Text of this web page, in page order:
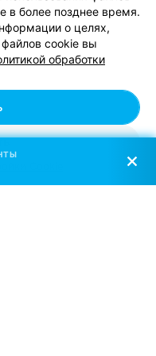
от 60 руб.
от 33 руб.
в более позднее время.
о целях,
cookie вы
обработки
Cookie